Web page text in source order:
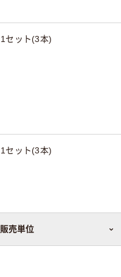
販売単位
1セット(3本)
1セット(3本)